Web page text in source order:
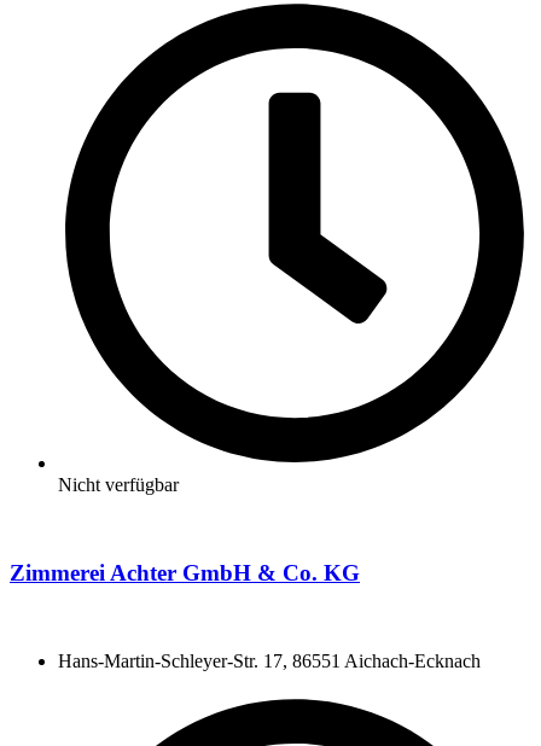
Nicht verfügbar
Zimmerei Achter GmbH & Co. KG
Hans-Martin-Schleyer-Str. 17, 86551 Aichach-Ecknach